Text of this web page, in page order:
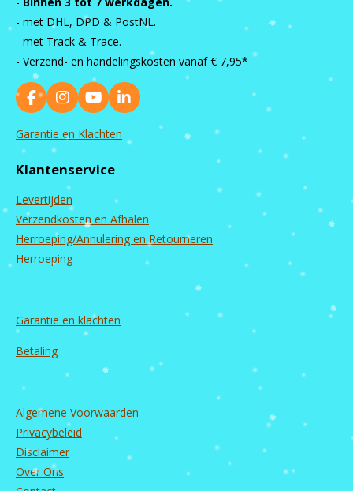
- met DHL, DPD & PostNL.
- met Track & Trace.
- Verzend- en handelingskosten vanaf € 7,95*
F
a
c
o
k
I
n
s
g
a
m
Y
o
u
b
L
i
k
Garantie en Klachten
Klantenservice
Levertijden
Verzendkosten en Afhalen
Herroeping/Annulering en Retourneren
Herroeping
Garantie en klachten
Betaling
Algemene Voorwaarden
Privacybeleid
Disclaimer
Over Ons